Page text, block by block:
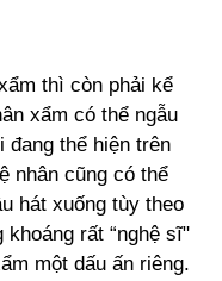
thì còn phải kể
xẩm có thể ngẫu
đang thể hiện trên
nhân cũng có thể
hát xuống tùy theo
rất “nghệ sĩ"
một dấu ấn riêng.